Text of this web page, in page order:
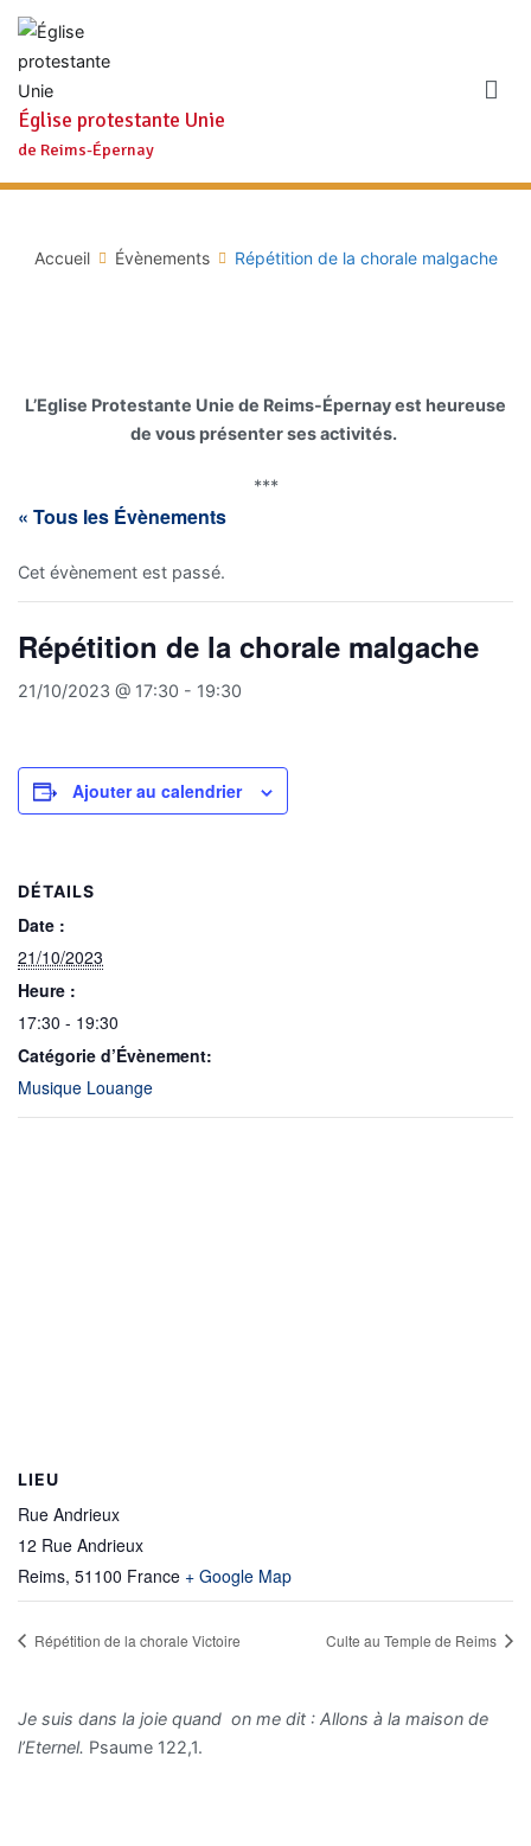
Aller
contenu
Église protestante Unie
de Reims-Épernay
Accueil Évènements Répétition de la chorale malgache
L’Eglise Protestante Unie de Reims-Épernay est heureuse
de vous présenter ses activités.
***
« Tous les Évènements
Cet évènement est passé.
Répétition de la chorale malgache
21/10/2023 @ 17:30 - 19:30
Ajouter au calendrier
DÉTAILS
Date :
21/10/2023
Heure :
17:30 - 19:30
Catégorie d’Évènement:
Musique Louange
LIEU
Rue Andrieux
12 Rue Andrieux
Reims, 51100 France + Google Map
Répétition de la chorale Victoire Culte au Temple de Reims
Je suis dans la joie quand on me dit : Allons à la maison de
l’Eternel. Psaume 122,1.